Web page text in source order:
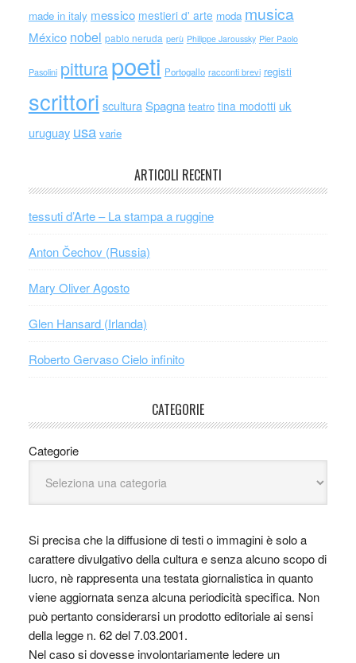
made in italy messico mestieri d' arte moda musica
México nobel pablo neruda perù Philippe Jaroussky Pier Paolo
Pasolini pitturapoeti Portogallo racconti brevi registi
scrittori scultura Spagna teatro tina modotti uk
uruguay usa varie
ARTICOLI RECENTI
tessuti d’Arte – La stampa a ruggine
Anton Čechov (Russia)
Mary Oliver Agosto
Glen Hansard (Irlanda)
Roberto Gervaso Cielo infinito
CATEGORIE
Categorie
Si precisa che la diffusione di testi o immagini è solo a
carattere divulgativo della cultura e senza alcuno scopo di
lucro, nè rappresenta una testata giornalistica in quanto
viene aggiornata senza alcuna periodicità specifica. Non
può pertanto considerarsi un prodotto editoriale ai sensi
della legge n. 62 del 7.03.2001.
Nel caso si dovesse involontariamente ledere un